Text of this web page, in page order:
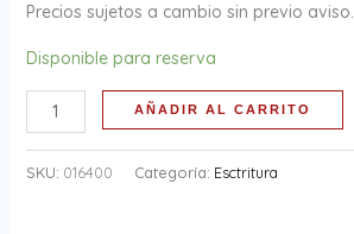
Precios sujetos a cambio sin previo aviso.
Disponible para reserva
AÑADIR AL CARRITO
SKU: 016400 Categoría: Esctritura